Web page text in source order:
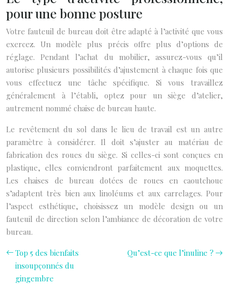
pour une bonne posture
Votre fauteuil de bureau doit être adapté à l’activité que vous
exercez. Un modèle plus précis offre plus d’options de
réglage. Pendant l’achat du mobilier, assurez-vous qu’il
autorise plusieurs possibilités d’ajustement à chaque fois que
vous effectuez une tâche spécifique. Si vous travaillez
généralement à l’établi, optez pour un siège d’atelier,
autrement nommé chaise de bureau haute.
Le revêtement du sol dans le lieu de travail est un autre
paramètre à considérer. Il doit s’ajuster au matériau de
fabrication des roues du siège. Si celles-ci sont conçues en
plastique, elles conviendront parfaitement aux moquettes.
Les chaises de bureau dotées de roues en caoutchouc
s’adaptent très bien aux linoléums et aux carrelages. Pour
l’aspect esthétique, choisissez un modèle design ou un
fauteuil de direction selon l’ambiance de décoration de votre
bureau.
Top 5 des bienfaits
insoupçonnés du
gingembre
Qu’est-ce que l’inuline ?